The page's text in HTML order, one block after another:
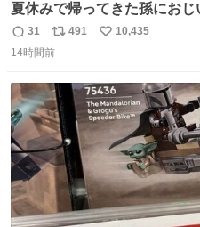
夏休みで帰ってきた孫にお
コマ漫画 #Web漫画 #漫画が
返
信
31
リ
ポ
ト
数
491
い
数
10,435
14時間前